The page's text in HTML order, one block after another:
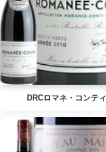
DRCロマネ・コンティ